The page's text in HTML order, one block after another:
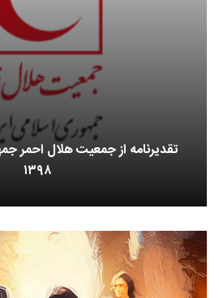
تقدیرنامه از جمعیت هلال احمر
۱۳۹۸